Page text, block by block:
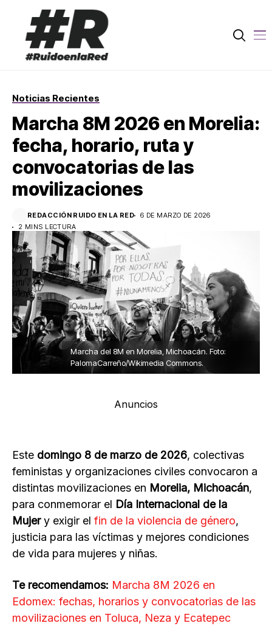
Noticias Recientes
Marcha 8M 2026 en Morelia:
fecha, horario, ruta y
convocatorias de las
movilizaciones
REDACCIÓN RUIDO EN LA RED
6 DE MARZO DE 2026
2 MINS LECTURA
Marcha del 8M en Morelia, Michoacán. Foto:
PalomaCarreño/Wikimedia Commons.
Anuncios
Este domingo 8 de marzo de 2026, colectivas
feministas y organizaciones civiles convocaron a
distintas movilizaciones en Morelia, Michoacán,
para conmemorar el Día Internacional de la
Mujery exigir el fin de la violencia de género,
justicia para las víctimas y mejores condiciones
de vida para mujeres y niñas.
Te recomendamos: Marcha 8M 2026 en
Edomex: fechas, horarios y convocatorias de las
movilizaciones en Toluca, Neza y Ecatepec